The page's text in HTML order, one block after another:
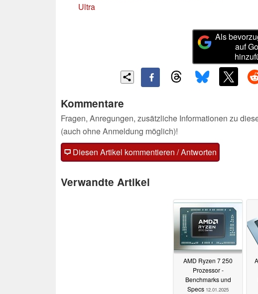
Ultra
Als
auf
Kommentare
Fragen, Anregungen, zusätzliche Informationen zu
(auch ohne Anmeldung möglich)!
Diesen Artikel kommentieren / Antworten
Verwandte Artikel
AMD Ryzen 7 250
Prozessor -
Benchmarks und
Specs 12.01.2025